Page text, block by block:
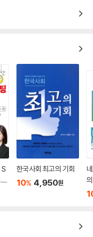
은 고객이 누리는 가치다.
용은 간단하다. 관심을 확
고 해피엔딩이 있으면 된다.
거나 그것을 공유하기를 기
. 그리고 절대적으로 긍정
접근할 수 있다. 그럴 경우
착해서 이벤트 스케줄을
것인지도 알아둔다. 행사
화장실, 또는 음식이 있는
릴 것이다.”
문제 전문가인 로버트 라
of Success)]]에서 한 말
이상 예언이 아닌 현실이 되
까? 세계적인 석학 제러미
사람과 연결되지 못한 사람
의 부자와 대다수의 빈민으
서 살아남고 성공하는 비
. 이미 수십만 명이 ‘연
안을 따라 네트워킹 능력을
한국사회 최고의 기회
10% 4,950원